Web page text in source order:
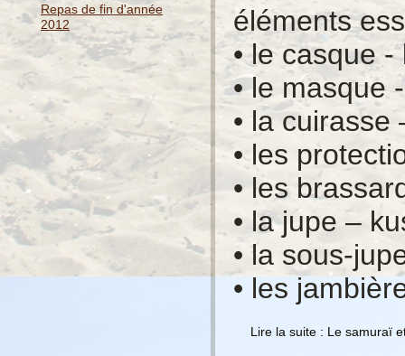
Repas de fin d'année
2012
éléments
• le casque -
• le masque
• la cuirasse
• les
• les
• la jupe –
• la sous-
• les
Lire la suite : Le samuraï